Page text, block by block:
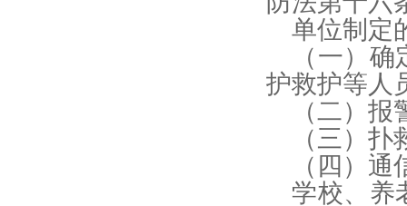
单位制定
（一）
护救护等人
（二）
（三）
（四）
学校、养